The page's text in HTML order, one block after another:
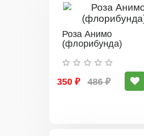
Роза Анимо
(флорибунда)
350 ₽ 486 ₽